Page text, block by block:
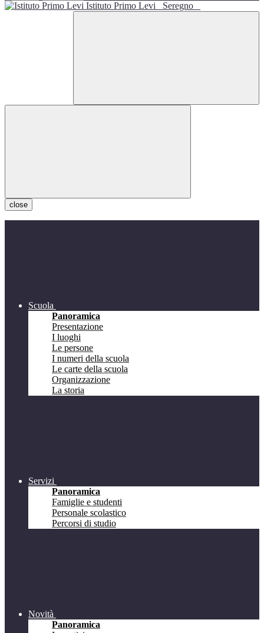
Istituto Primo Levi Seregno
close
Scuola
Panoramica
Presentazione
I luoghi
Le persone
I numeri della scuola
Le carte della scuola
Organizzazione
La storia
Servizi
Panoramica
Famiglie e studenti
Personale scolastico
Percorsi di studio
Novità
Panoramica